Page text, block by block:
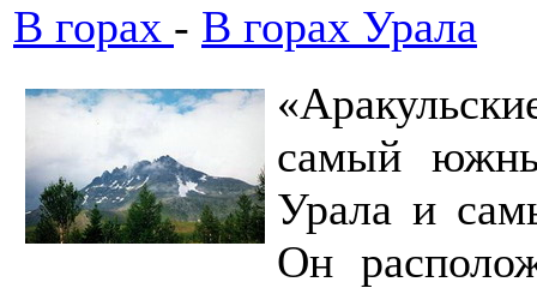
В горах - В горах Урала
самый
Урала и
Он